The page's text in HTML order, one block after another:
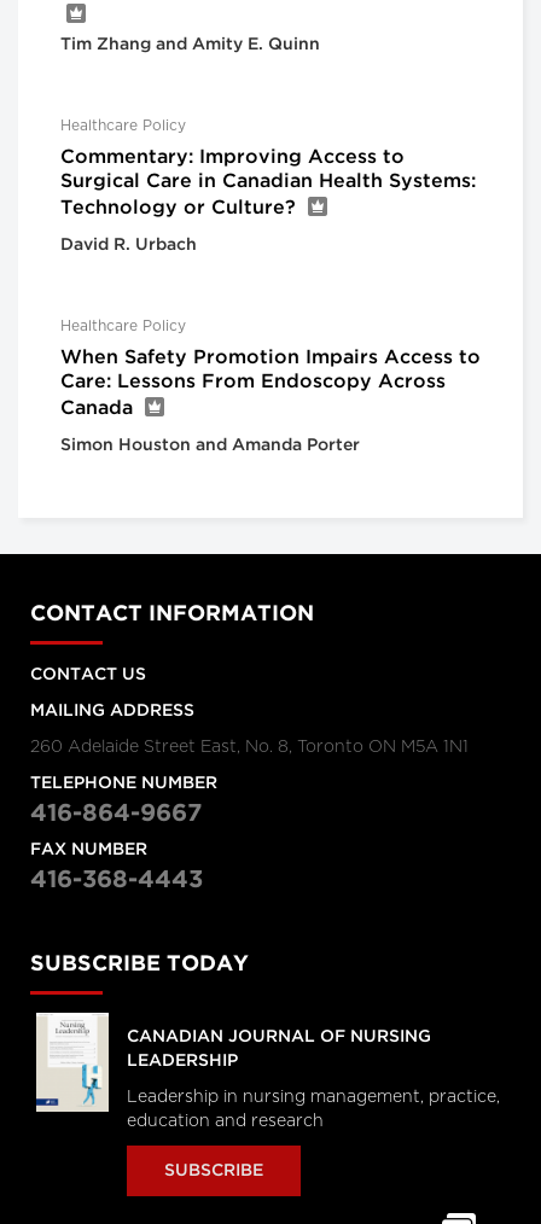
Tim Zhang and Amity E. Quinn
Healthcare Policy
Commentary: Improving Access to
Surgical Care in Canadian Health Systems:
Technology or Culture?
David R. Urbach
Healthcare Policy
When Safety Promotion Impairs Access to
Care: Lessons From Endoscopy Across
Canada
Simon Houston and Amanda Porter
CONTACT INFORMATION
CONTACT US
MAILING ADDRESS
260 Adelaide Street East, No. 8, Toronto ON M5A 1N1
TELEPHONE NUMBER
416-864-9667
FAX NUMBER
416-368-4443
SUBSCRIBE TODAY
CANADIAN JOURNAL OF NURSING
LEADERSHIP
Leadership in nursing management, practice,
education and research
SUBSCRIBE